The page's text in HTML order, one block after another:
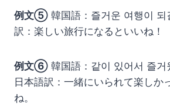
例文⑤ 韓国語：즐거운 여행이
訳：楽しい旅行になるといいね！
例文⑥ 韓国語：같이 있어서 즐거
日本語訳：一緒にいられて楽しか
ね。